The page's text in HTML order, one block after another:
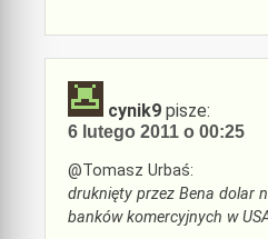
cynik9 pisze:
6 lutego 2011 o 00:25
@Tomasz Urbaś:
druknięty przez Bena dolar
banków komercyjnych w